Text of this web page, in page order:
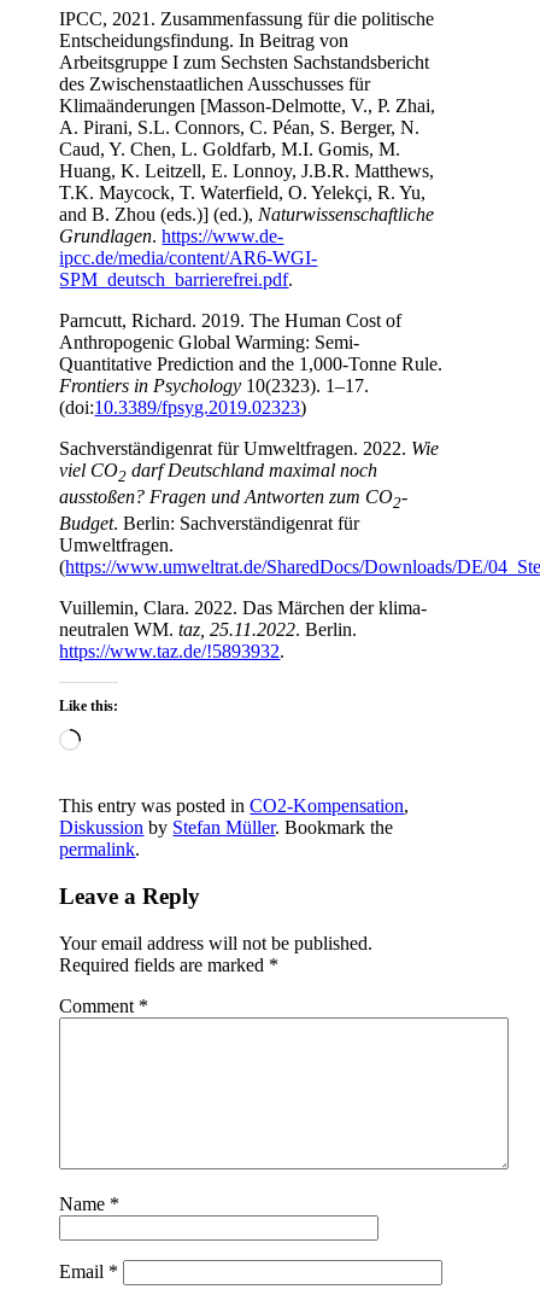
IPCC, 2021. Zusammenfassung für die politische
Entscheidungsfindung. In Beitrag von
Arbeitsgruppe I zum Sechsten Sachstandsbericht
des Zwischenstaatlichen Ausschusses für
Klimaänderungen [Masson-Delmotte, V., P. Zhai,
A. Pirani, S.L. Connors, C. Péan, S. Berger, N.
Caud, Y. Chen, L. Goldfarb, M.I. Gomis, M.
Huang, K. Leitzell, E. Lonnoy, J.B.R. Matthews,
T.K. Maycock, T. Waterfield, O. Yelekçi, R. Yu,
and B. Zhou (eds.)] (ed.), Naturwissenschaftliche
Grundlagen.https://www.de-
ipcc.de/media/content/AR6-WGI-
SPM_deutsch_barrierefrei.pdf.
Parncutt, Richard. 2019. The Human Cost of
Anthropogenic Global Warming: Semi-
Quantitative Prediction and the 1,000-Tonne Rule.
Frontiers in Psychology 10(2323). 1–17.
(doi:10.3389/fpsyg.2019.02323)
Sachverständigenrat für Umweltfragen. 2022. Wie
viel CO2 darf Deutschland maximal noch
ausstoßen? Fragen und Antworten zum CO2-
Budget. Berlin: Sachverständigenrat für
Umweltfragen.
(https://www.umweltrat.de/SharedDocs/Downloads/DE/
Vuillemin, Clara. 2022. Das Märchen der klima-
neutralen WM.taz, 25.11.2022. Berlin.
https://www.taz.de/!5893932.
Like this:
Loading…
This entry was posted inCO2-Kompensation,
Diskussion by Stefan Müller. Bookmark the
permalink.
Leave a Reply
Your email address will not be published.
Required fields are marked *
Comment *
Name *
Email *